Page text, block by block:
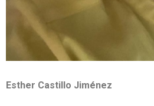
Esther Castillo Jiménez